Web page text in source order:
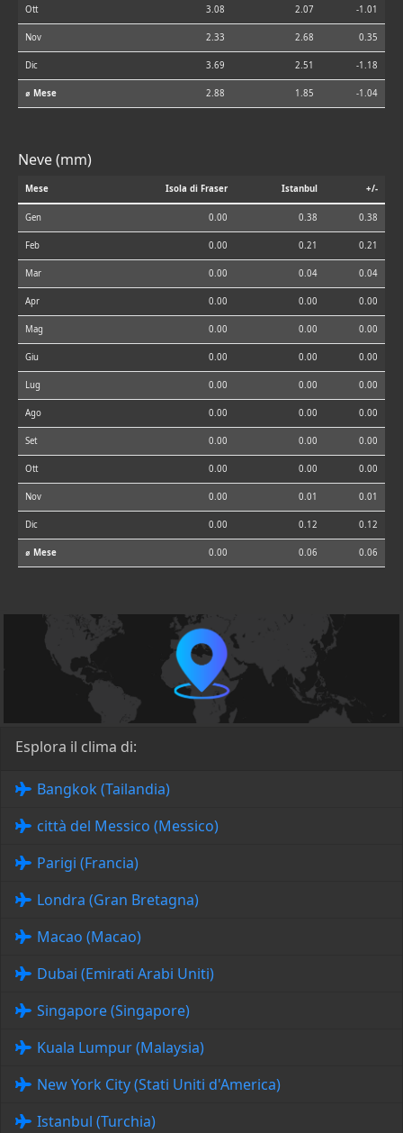
Ott 3.08 2.07 -1.01
Nov 2.33 2.68 0.35
Dic 3.69 2.51 -1.18
⌀ Mese 2.88 1.85 -1.04
Neve (mm)
Mese Isola di Fraser Istanbul +/-
Gen 0.00 0.38 0.38
Feb 0.00 0.21 0.21
Mar 0.00 0.04 0.04
Apr 0.00 0.00 0.00
Mag 0.00 0.00 0.00
Giu 0.00 0.00 0.00
Lug 0.00 0.00 0.00
Ago 0.00 0.00 0.00
Set 0.00 0.00 0.00
Ott 0.00 0.00 0.00
Nov 0.00 0.01 0.01
Dic 0.00 0.12 0.12
⌀ Mese 0.00 0.06 0.06
Esplora il clima di:
Bangkok (Tailandia)
città del Messico (Messico)
Parigi (Francia)
Londra (Gran Bretagna)
Macao (Macao)
Dubai (Emirati Arabi Uniti)
Singapore (Singapore)
Kuala Lumpur (Malaysia)
New York City (Stati Uniti d'America)
Istanbul (Turchia)